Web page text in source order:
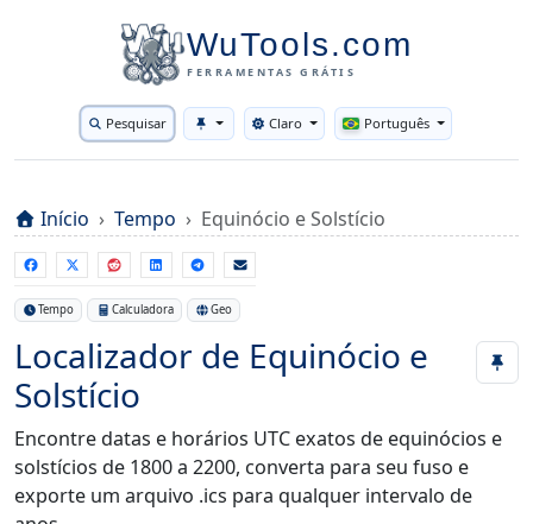
WuTools.com
FERRAMENTAS GRÁTIS
Pesquisar Toggle theme
Claro Português
Início Tempo Equinócio e Solstício
Tempo Calculadora Geo
Localizador de Equinócio e
Solstício
Encontre datas e horários UTC exatos de equinócios e
solstícios de 1800 a 2200, converta para seu fuso e
exporte um arquivo .ics para qualquer intervalo de